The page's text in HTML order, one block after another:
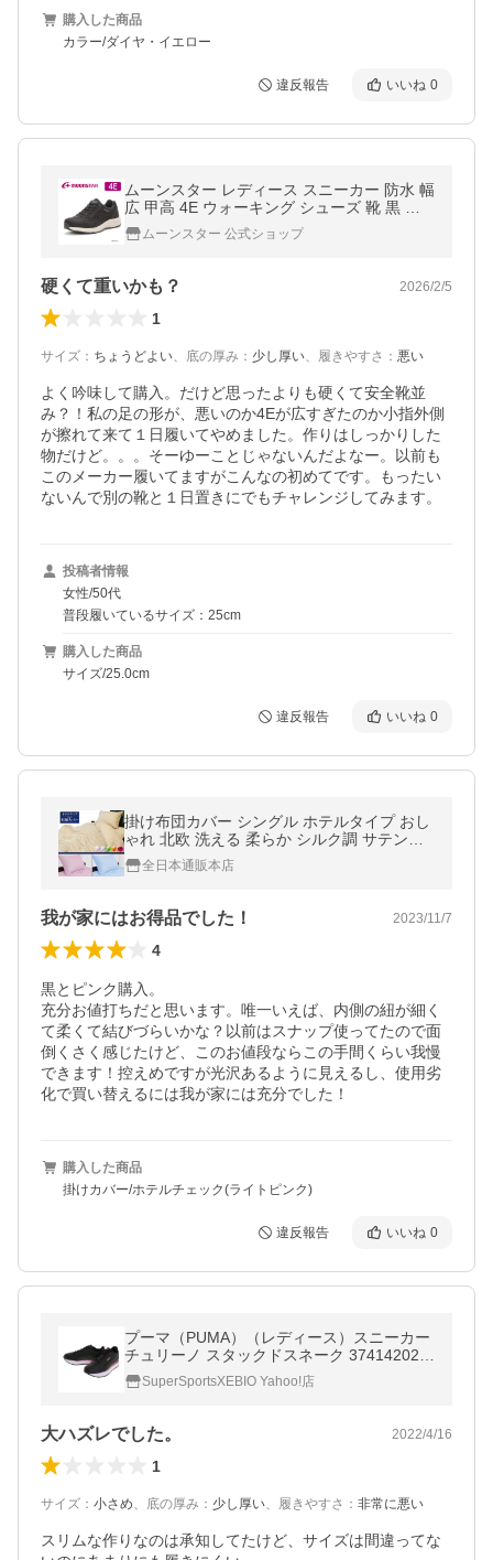
購入した商品
カラー/ダイヤ・イエロー
違反報告 いいね 0
ムーンスター レディース スニーカー 防水 幅
広 甲高 4E ウォーキング シューズ 靴 黒 普
段履き 履きやすい moonstar SPLT L203 ブ
ラック [セール] セ新8月24日
ムーンスター 公式ショップ
硬くて重いかも？ 2026/2/5
1
サイズ ： ちょうどよい、 底の厚み ： 少し厚い、 履きやすさ ： 悪い
よく吟味して購入。だけど思ったよりも硬くて安全靴並
み？！私の足の形が、悪いのか4Eが広すぎたのか小指外側
が擦れて来て１日履いてやめました。作りはしっかりした
物だけど。。。そーゆーことじゃないんだよなー。以前も
このメーカー履いてますがこんなの初めてです。もったい
ないんで別の靴と１日置きにでもチャレンジしてみます。
投稿者情報
女性/50代
普段履いているサイズ：25cm
購入した商品
サイズ/25.0cm
違反報告 いいね 0
掛け布団カバー シングル ホテルタイプ おし
ゃれ 北欧 洗える 柔らか シルク調 サテン調
ホテル仕様 ホテルライク メール便対応
全日本通販本店
我が家にはお得品でした！ 2023/11/7
4
黒とピンク購入。
充分お値打ちだと思います。唯一いえば、内側の紐が細く
て柔くて結びづらいかな？以前はスナップ使ってたので面
倒くさく感じたけど、このお値段ならこの手間くらい我慢
できます！控えめですが光沢あるように見えるし、使用劣
化で買い替えるには我が家には充分でした！
購入した商品
掛けカバー/ホテルチェック(ライトピンク)
違反報告 いいね 0
プーマ（PUMA）（レディース）スニーカー
チュリーノ スタックドスネーク 37414202
スポーツシューズ
SuperSportsXEBIO Yahoo!店
大ハズレでした。 2022/4/16
1
サイズ ： 小さめ、 底の厚み ： 少し厚い、 履きやすさ ： 非常に悪い
スリムな作りなのは承知してたけど、サイズは間違ってな